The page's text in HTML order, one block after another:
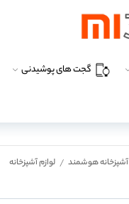
گجت های پوشیدنی
آشپزخانه هوشمند / لوازم آشپزخانه